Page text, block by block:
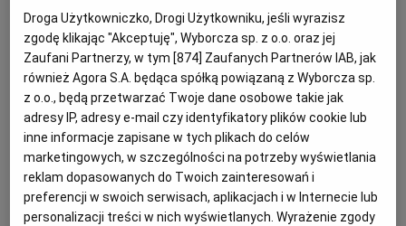
RZESZÓW
SOSNOWIEC
SZCZECIN
TORUŃ
Dla 4 osób
Przygotowanie: 40 minut
2/3 szklanki kaszy jaglanej
sól
200 g boczniaków lub pieczarek
łyżka masła
marchewka
Droga Użytkowniczko, Drogi Użytkowniku, jeśli wyrazisz
zgodę klikając "Akceptuję", Wyborcza sp. z o.o. oraz jej
Zaufani Partnerzy, w tym [874] Zaufanych Partnerów IAB, jak
również Agora S.A. będąca spółką powiązaną z Wyborcza sp.
z o.o., będą przetwarzać Twoje dane osobowe takie jak
adresy IP, adresy e-mail czy identyfikatory plików cookie lub
inne informacje zapisane w tych plikach do celów
marketingowych, w szczególności na potrzeby wyświetlania
reklam dopasowanych do Twoich zainteresowań i
preferencji w swoich serwisach, aplikacjach i w Internecie lub
personalizacji treści w nich wyświetlanych. Wyrażenie zgody